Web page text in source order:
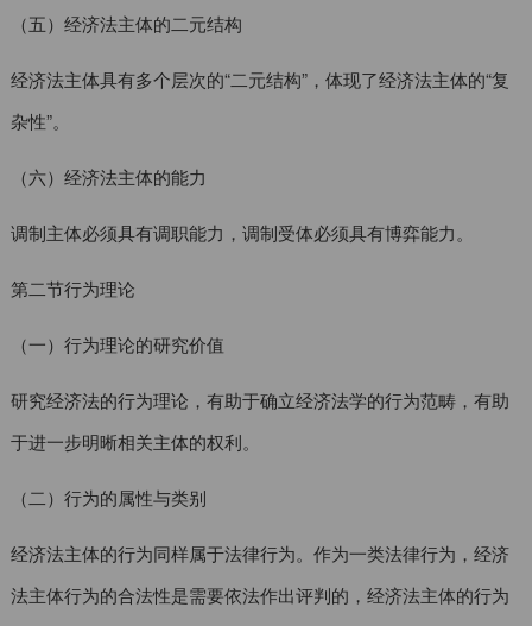
（五）经济法主体的二元结构
经济法主体具有多个层次的“二元结构”，体现了经济法主体的“复
杂性”。
（六）经济法主体的能力
调制主体必须具有调职能力，调制受体必须具有博弈能力。
第二节行为理论
（一）行为理论的研究价值
研究经济法的行为理论，有助于确立经济法学的行为范畴，有助
于进一步明晰相关主体的权利。
（二）行为的属性与类别
经济法主体的行为同样属于法律行为。作为一类法律行为，经济
法主体行为的合法性是需要依法作出评判的，经济法主体的行为